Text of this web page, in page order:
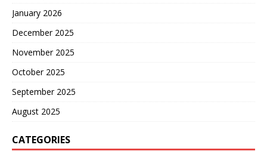
January 2026
December 2025
November 2025
October 2025
September 2025
August 2025
CATEGORIES